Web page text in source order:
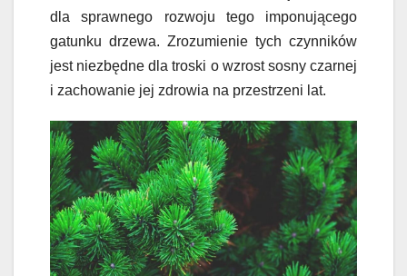
dla sprawnego rozwoju tego imponującego
gatunku drzewa. Zrozumienie tych czynników
jest niezbędne dla troski o wzrost sosny czarnej
i zachowanie jej zdrowia na przestrzeni lat.